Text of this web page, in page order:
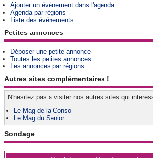
Ajouter un événement dans l'agenda
Agenda par régions
Liste des événements
Petites annonces
Déposer une petite annonce
Toutes les petites annonces
Les annonces par régions
Autres sites complémentaires !
N'hésitez pas à visiter nos autres sites qui
Le Mag de la Conso
Le Mag du Senior
Sondage